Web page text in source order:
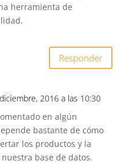
herramienta de
Responder
2016 a las 10:30
en algún
bastante de cómo
los productos y la
base de datos.